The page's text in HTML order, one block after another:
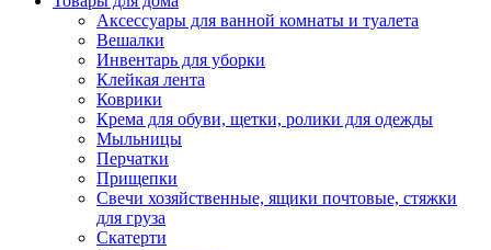
Аксессуары для ванной комнаты и туалета
Вешалки
Инвентарь для уборки
Клейкая лента
Коврики
Крема для обуви, щетки, ролики для одежды
Мыльницы
Перчатки
Прищепки
Свечи хозяйственные, ящики почтовые, стяжки
для груза
Скатерти